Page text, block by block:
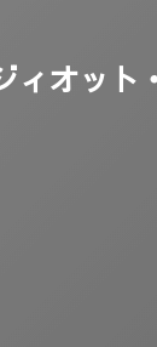
ィオッ